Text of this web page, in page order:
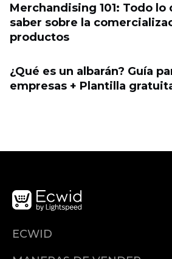
Merchandising 101: Todo lo
saber sobre la
productos
¿Qué es un albarán? Guía
empresas + Plantilla
ECWID